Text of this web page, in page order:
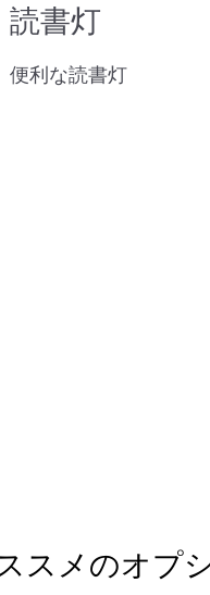
読書灯
便利な読書灯
スメのオプ